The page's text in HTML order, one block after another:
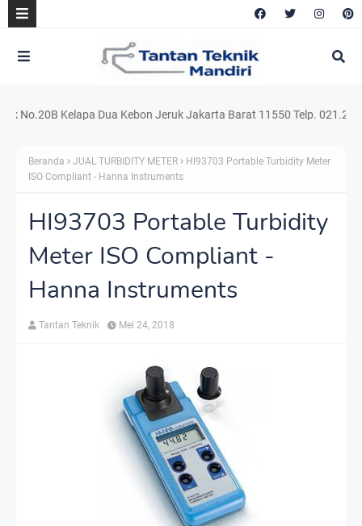
Kelapa Dua Kebon Jeruk Jakarta Barat 11550 Telp. 021.220.54159
Beranda JUAL TURBIDITY METER
HI93703 Portable Turbidity Meter
ISO Compliant - Hanna Instruments
HI93703 Portable Turbidity
Meter ISO Compliant -
Hanna Instruments
Tantan Teknik Mei 24, 2018